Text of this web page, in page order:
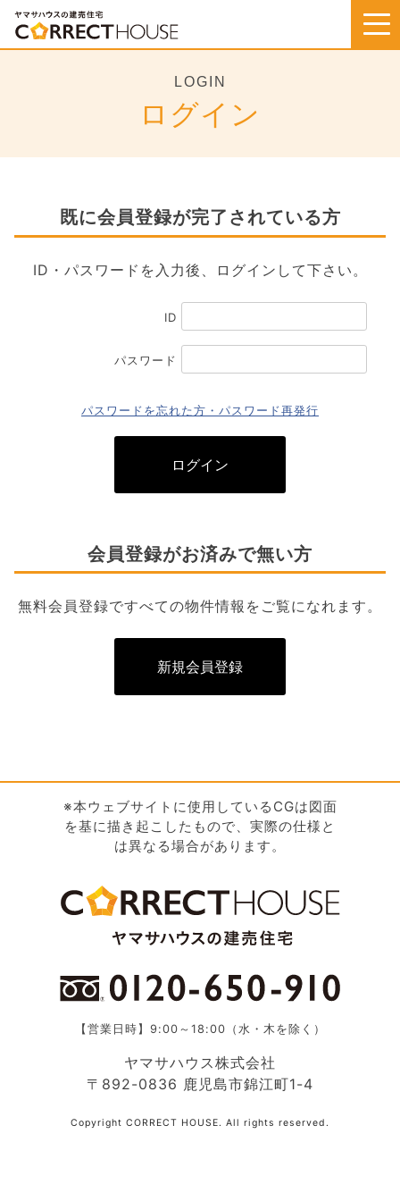
Skip
content
LOGIN
ログイン
既に会員登録が完了されている方
ID・パスワードを入力後、ログインして下さい。
ID
パスワード
パスワードを忘れた方・パスワード再発行
ログイン
会員登録がお済みで無い方
無料会員登録ですべての物件情報をご覧になれます。
新規会員登録
※本ウェブサイトに使用しているCGは図面
を基に描き起こしたもので、実際の仕様と
は異なる場合があります。
【営業日時】9:00～18:00（水・木を除く）
ヤマサハウス株式会社
〒892-0836 鹿児島市錦江町1-4
Copyright CORRECT HOUSE. All rights reserved.